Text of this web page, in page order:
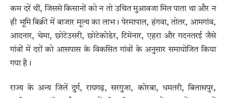
कम दरें थीं, जिससे किसानों को न तो उचित मुआवजा मिल पाता था और न
ही भूमि बिक्री में बाजार मूल्य का लाभ। पेरमापाल, हंगवा, तोतर, आमगांव,
आदनार, चेमा, छोटेउसरी, छोटेकोडेर, टिमेनार, एहरा और गदनतरई जैसे
गांवों में दरों को आसपास के विकसित गांवों के अनुसार समायोजित किया
गया है।
राज्य के अन्य जिलें दुर्ग, रायगढ़, सरगुजा, कोरबा, धमतरी, बिलासपुर,